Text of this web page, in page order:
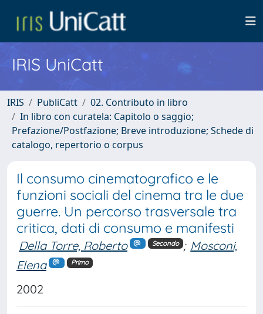
IRIS UniCatt
IRIS PubliCatt
02. Contributo in libro
In libro con curatela: Capitolo o saggio;
Prefazione/Postfazione; Breve introduzione; Schede di
catalogo, repertorio o corpus
Il consumo cinematografico e le
funzioni sociali del cinema tra le due
guerre. Un percorso trasversale tra
critica, dati di consumo e manifesti
Della Torre, Roberto Secondo ; Mosconi,
Elena
Primo
2002